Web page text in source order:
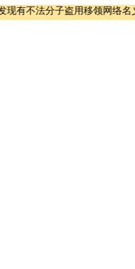
法分子盗用移领网络名义